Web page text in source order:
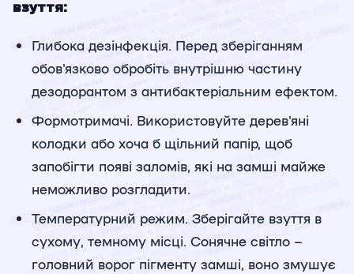
взуття:
Глибока дезінфекція. Перед зберіганням
обов'язково обробіть внутрішню частину
дезодорантом з антибактеріальним ефектом.
Формотримачі. Використовуйте дерев'яні
колодки або хоча б щільний папір, щоб
запобігти появі заломів, які на замші майже
неможливо розгладити.
Температурний режим. Зберігайте взуття в
сухому, темному місці. Сонячне світло –
головний ворог пігменту замші, воно змушує